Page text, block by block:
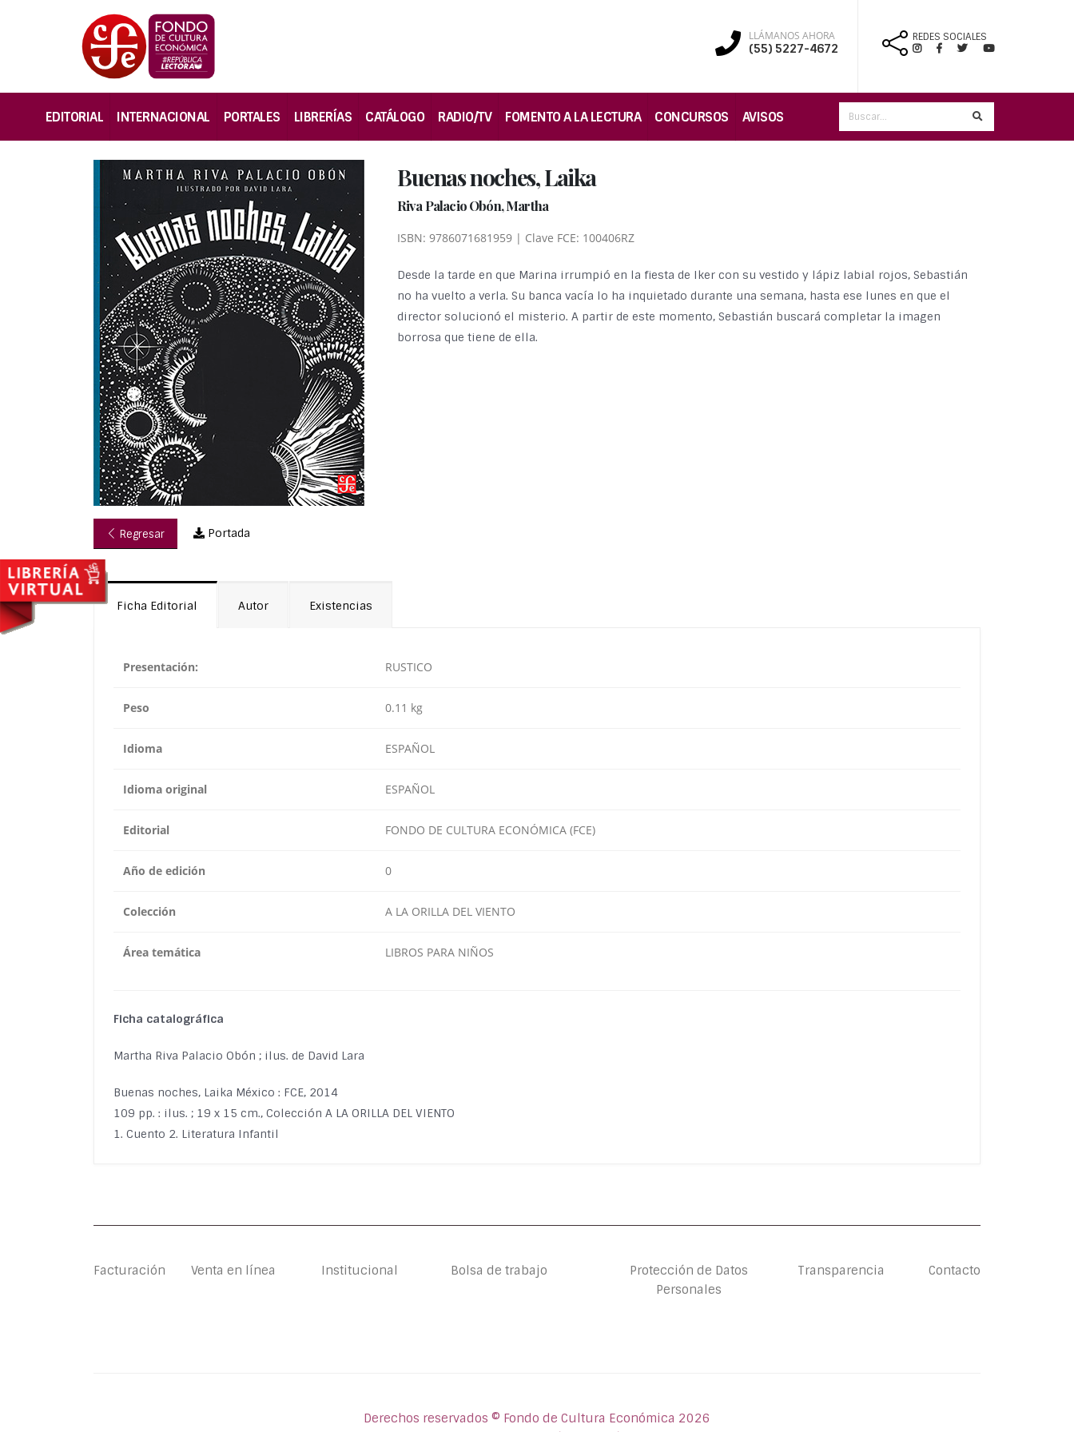
LLÁMANOS AHORA
(55) 5227-4672
REDES SOCIALES
EDITORIAL INTERNACIONAL PORTALES LIBRERÍAS CATÁLOGO RADIO/TV FOMENTO A LA LECTURA CONCURSOS AVISOS
Regresar Portada
Buenas noches, Laika
Riva Palacio Obón, Martha
ISBN: 9786071681959 | Clave FCE: 100406RZ
Desde la tarde en que Marina irrumpió en la fiesta de Iker con su vestido y lápiz labial rojos, Sebastián
no ha vuelto a verla. Su banca vacía lo ha inquietado durante una semana, hasta ese lunes en que el
director solucionó el misterio. A partir de este momento, Sebastián buscará completar la imagen
borrosa que tiene de ella.
Ficha Editorial Autor Existencias
Presentación: RUSTICO
Peso 0.11 kg
Idioma ESPAÑOL
Idioma original ESPAÑOL
Editorial FONDO DE CULTURA ECONÓMICA (FCE)
Año de edición 0
Colección A LA ORILLA DEL VIENTO
Área temática LIBROS PARA NIÑOS
Ficha catalográfica
Martha Riva Palacio Obón ; ilus. de David Lara
Buenas noches, Laika México : FCE, 2014
109 pp. : ilus. ; 19 x 15 cm., Colección A LA ORILLA DEL VIENTO
1. Cuento 2. Literatura Infantil
Facturación Venta en línea Institucional Bolsa de trabajo
Protección de Datos
Personales
Transparencia Contacto
Derechos reservados © Fondo de Cultura Económica 2026